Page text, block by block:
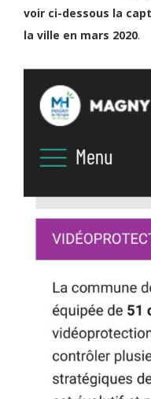
voir ci-dessous la
la ville en mars 2020.